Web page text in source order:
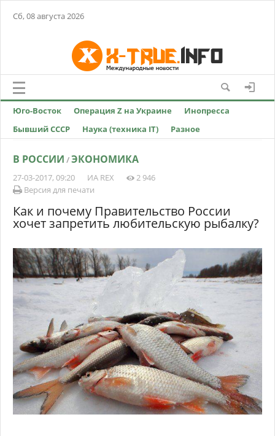
Сб, 08 августа 2026
Юго-Восток Операция Z на Украине
Инопресса
Бывший СССР
Наука (техника IT) Разное
В РОССИИ /ЭКОНОМИКА
27-03-2017, 09:20 ИА REX
2 946
Версия для печати
Как и почему Правительство России
хочет запретить любительскую рыбалку?